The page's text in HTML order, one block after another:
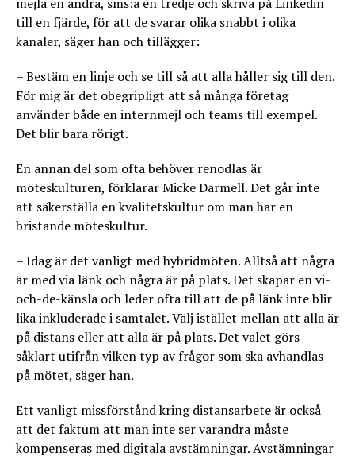
till en fjärde, för att de svarar olika snabbt i olika
kanaler, säger han och tillägger:
– Bestäm en linje och se till så att alla håller sig till den.
För mig är det obegripligt att så många företag
använder både en internmejl och teams till exempel.
Det blir bara rörigt.
En annan del som ofta behöver renodlas är
möteskulturen, förklarar Micke Darmell. Det går inte
att säkerställa en kvalitetskultur om man har en
bristande möteskultur.
– Idag är det vanligt med hybridmöten. Alltså att några
är med via länk och några är på plats. Det skapar en vi-
och-de-känsla och leder ofta till att de på länk inte blir
lika inkluderade i samtalet. Välj istället mellan att alla är
på distans eller att alla är på plats. Det valet görs
såklart utifrån vilken typ av frågor som ska avhandlas
på mötet, säger han.
Ett vanligt missförstånd kring distansarbete är också
att det faktum att man inte ser varandra måste
kompenseras med digitala avstämningar. Avstämningar